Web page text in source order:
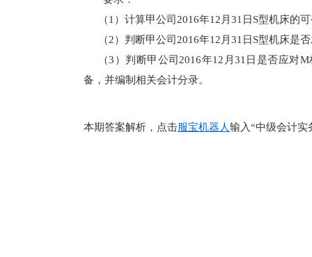
（1）计算甲公司2016年12月31日S型机床的
（2）判断甲公司2016年12月31日S型机床
（3）判断甲公司2016年12月31日是否应
备，并编制相关会计分录。
本期答案解析，点击服宝机器人输入“中级会计实